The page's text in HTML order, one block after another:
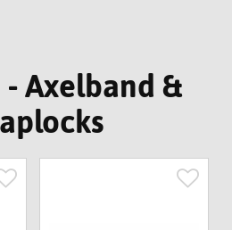
Axelband &